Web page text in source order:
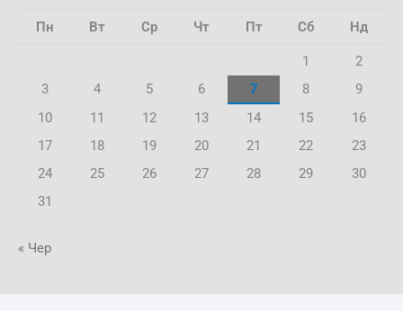
Пн Вт Ср Чт Пт Сб Нд
1
2
3
4 5 6 7 8
9
10
11 12 13 14 15
16
17
18 19 20 21 22
23
24
25 26 27 28 29
30
31
« Чер